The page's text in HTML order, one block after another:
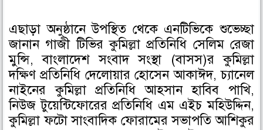
এছাড়া অনুষ্ঠানে উপস্থিত থেকে এনটিভিকে শুভেচ্ছা
জানান গাজী টিভির কুমিল্লা প্রতিনিধি সেলিম রেজা
মুন্সি, বাংলাদেশ সংবাদ সংস্থা (বাসস)র কুমিল্লা
দক্ষিণ প্রতিনিধি দেলোয়ার হোসেন আকাঈদ, চ্যানেল
নাইনের কুমিল্লা প্রতিনিধি আহসান হাবিব পাখি,
নিউজ টুয়েন্টিফোরের প্রতিনিধি এম এইচ মহিউদ্দিন,
কুমিল্লা ফটো সাংবাদিক ফোরামের সভাপতি আশিকুর